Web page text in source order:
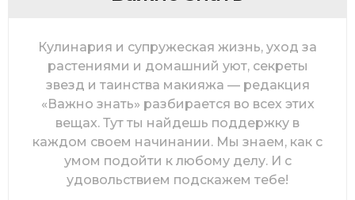
Кулинария и супружеская жизнь, уход за
растениями и домашний уют, секреты
звезд и таинства макияжа — редакция
«Важно знать» разбирается во всех этих
вещах. Тут ты найдешь поддержку в
каждом своем начинании. Мы знаем, как с
умом подойти к любому делу. И с
удовольствием подскажем тебе!